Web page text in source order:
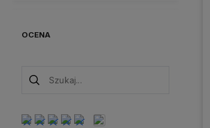
OCENA